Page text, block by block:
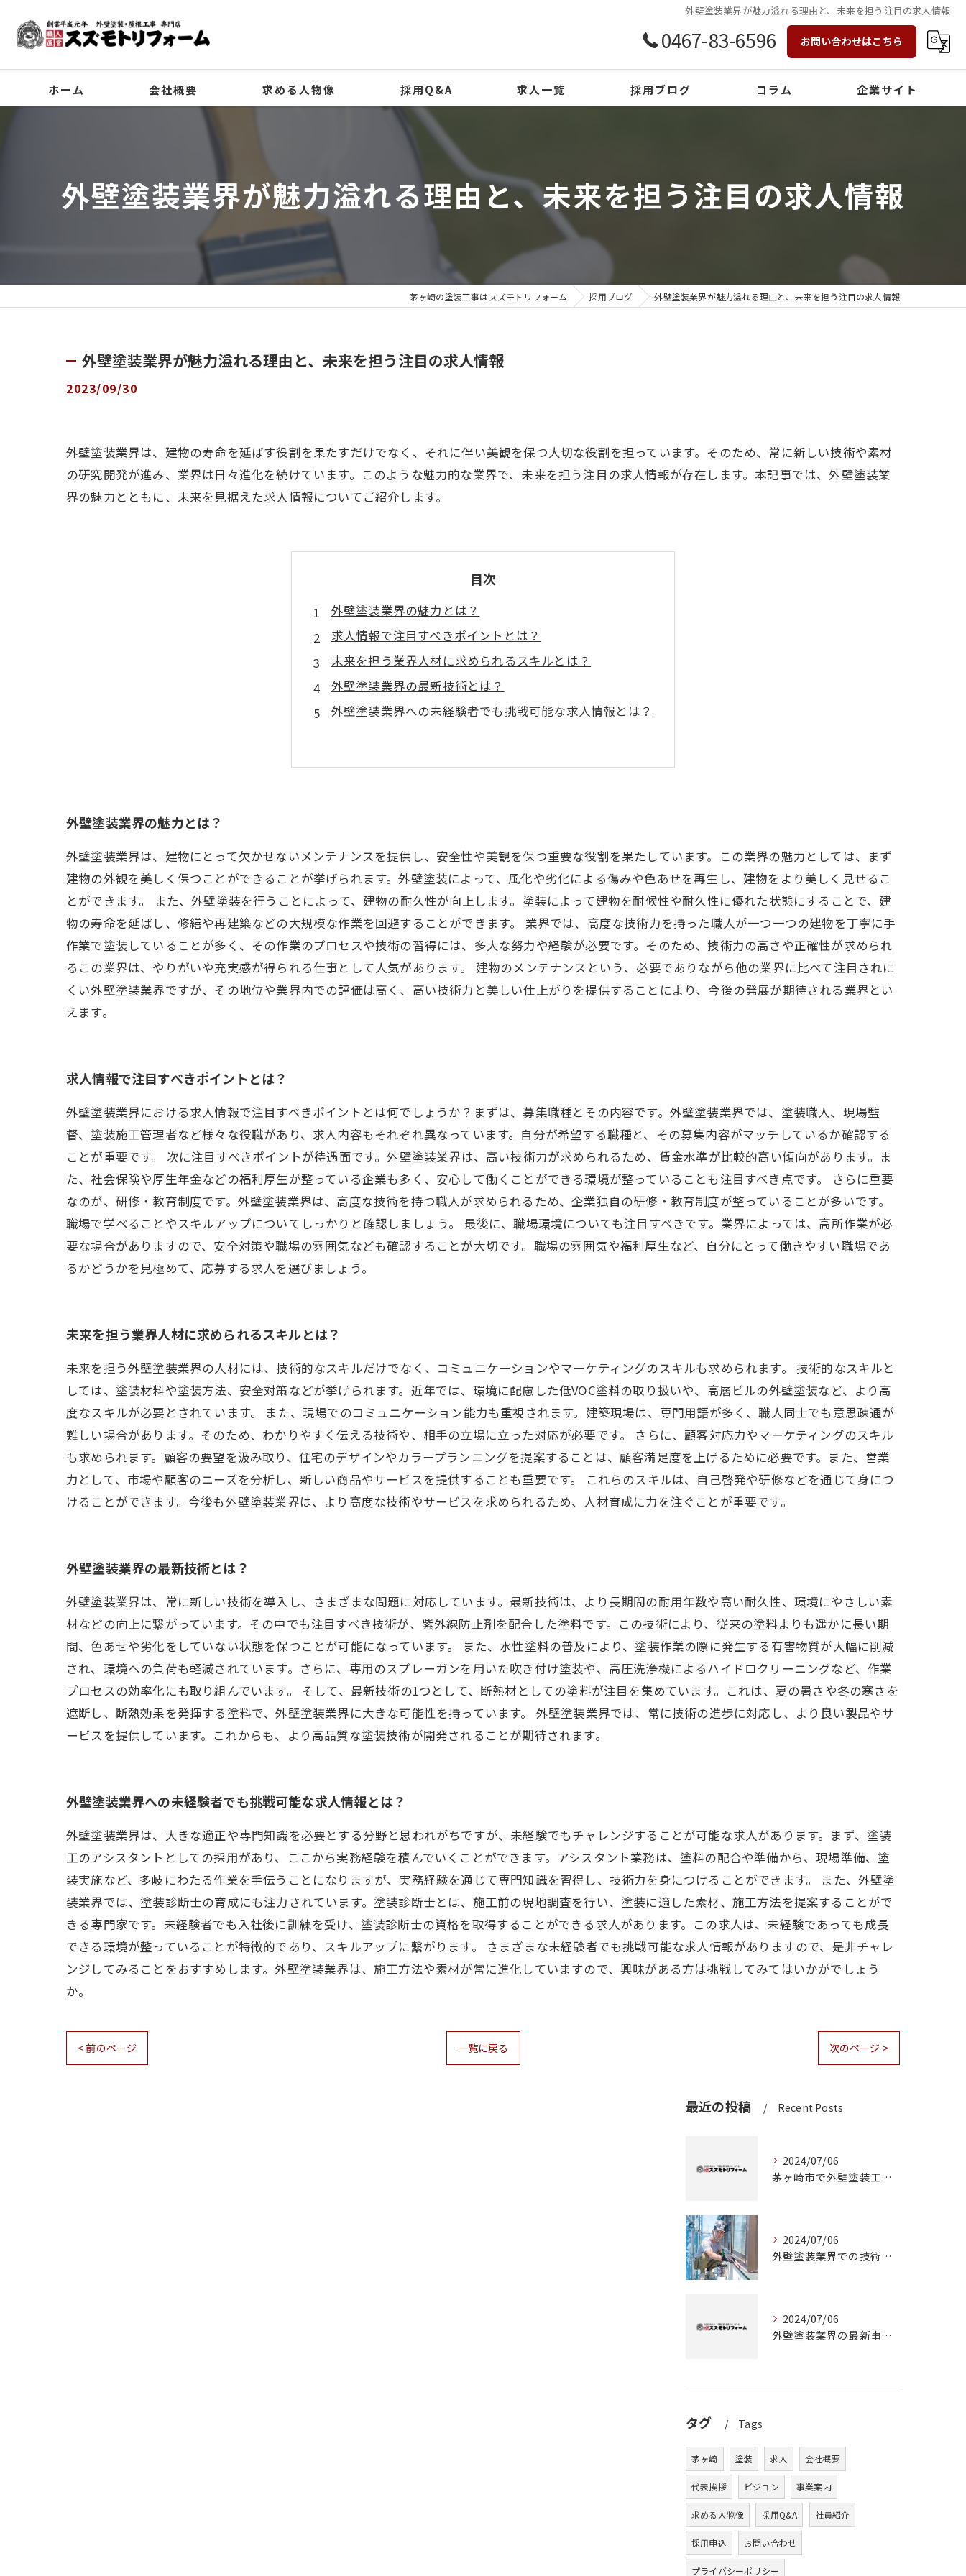
外壁塗装業界が魅力溢れる理由と、未来を担う注目の求人情報
0467-83-6596 お問い合わせはこちら
ホーム 会社概要
事業案内
求める人物像 採用Q&A 求人一覧 採用ブログ コラム 企業サイト
外壁塗装業界が魅力溢れる理由と、未来を担う注目の求人情報
茅ヶ崎の塗装工事はスズモトリフォーム 採用ブログ 外壁塗装業界が魅力溢れる理由と、未来を担う注目の求人情報
外壁塗装業界が魅力溢れる理由と、未来を担う注目の求人情報
2023/09/30
外壁塗装業界は、建物の寿命を延ばす役割を果たすだけでなく、それに伴い美観を保つ大切な役割を担っています。そのため、常に新しい技術や素材
の研究開発が進み、業界は日々進化を続けています。このような魅力的な業界で、未来を担う注目の求人情報が存在します。本記事では、外壁塗装業
界の魅力とともに、未来を見据えた求人情報についてご紹介します。
目次
外壁塗装業界の魅力とは？
求人情報で注目すべきポイントとは？
未来を担う業界人材に求められるスキルとは？
外壁塗装業界の最新技術とは？
外壁塗装業界への未経験者でも挑戦可能な求人情報とは？
外壁塗装業界の魅力とは？
外壁塗装業界は、建物にとって欠かせないメンテナンスを提供し、安全性や美観を保つ重要な役割を果たしています。この業界の魅力としては、まず
建物の外観を美しく保つことができることが挙げられます。外壁塗装によって、風化や劣化による傷みや色あせを再生し、建物をより美しく見せるこ
とができます。 また、外壁塗装を行うことによって、建物の耐久性が向上します。塗装によって建物を耐候性や耐久性に優れた状態にすることで、建
物の寿命を延ばし、修繕や再建築などの大規模な作業を回避することができます。 業界では、高度な技術力を持った職人が一つ一つの建物を丁寧に手
作業で塗装していることが多く、その作業のプロセスや技術の習得には、多大な努力や経験が必要です。そのため、技術力の高さや正確性が求められ
るこの業界は、やりがいや充実感が得られる仕事として人気があります。 建物のメンテナンスという、必要でありながら他の業界に比べて注目されに
くい外壁塗装業界ですが、その地位や業界内での評価は高く、高い技術力と美しい仕上がりを提供することにより、今後の発展が期待される業界とい
えます。
求人情報で注目すべきポイントとは？
外壁塗装業界における求人情報で注目すべきポイントとは何でしょうか？まずは、募集職種とその内容です。外壁塗装業界では、塗装職人、現場監
督、塗装施工管理者など様々な役職があり、求人内容もそれぞれ異なっています。自分が希望する職種と、その募集内容がマッチしているか確認する
ことが重要です。 次に注目すべきポイントが待遇面です。外壁塗装業界は、高い技術力が求められるため、賃金水準が比較的高い傾向があります。ま
た、社会保険や厚生年金などの福利厚生が整っている企業も多く、安心して働くことができる環境が整っていることも注目すべき点です。 さらに重要
なのが、研修・教育制度です。外壁塗装業界は、高度な技術を持つ職人が求められるため、企業独自の研修・教育制度が整っていることが多いです。
職場で学べることやスキルアップについてしっかりと確認しましょう。 最後に、職場環境についても注目すべきです。業界によっては、高所作業が必
要な場合がありますので、安全対策や職場の雰囲気なども確認することが大切です。職場の雰囲気や福利厚生など、自分にとって働きやすい職場であ
るかどうかを見極めて、応募する求人を選びましょう。
未来を担う業界人材に求められるスキルとは？
未来を担う外壁塗装業界の人材には、技術的なスキルだけでなく、コミュニケーションやマーケティングのスキルも求められます。 技術的なスキルと
しては、塗装材料や塗装方法、安全対策などが挙げられます。近年では、環境に配慮した低VOC塗料の取り扱いや、高層ビルの外壁塗装など、より高
度なスキルが必要とされています。 また、現場でのコミュニケーション能力も重視されます。建築現場は、専門用語が多く、職人同士でも意思疎通が
難しい場合があります。そのため、わかりやすく伝える技術や、相手の立場に立った対応が必要です。 さらに、顧客対応力やマーケティングのスキル
も求められます。顧客の要望を汲み取り、住宅のデザインやカラープランニングを提案することは、顧客満足度を上げるために必要です。また、営業
力として、市場や顧客のニーズを分析し、新しい商品やサービスを提供することも重要です。 これらのスキルは、自己啓発や研修などを通じて身につ
けることができます。今後も外壁塗装業界は、より高度な技術やサービスを求められるため、人材育成に力を注ぐことが重要です。
外壁塗装業界の最新技術とは？
外壁塗装業界は、常に新しい技術を導入し、さまざまな問題に対応しています。最新技術は、より長期間の耐用年数や高い耐久性、環境にやさしい素
材などの向上に繋がっています。その中でも注目すべき技術が、紫外線防止剤を配合した塗料です。この技術により、従来の塗料よりも遥かに長い期
間、色あせや劣化をしていない状態を保つことが可能になっています。 また、水性塗料の普及により、塗装作業の際に発生する有害物質が大幅に削減
され、環境への負荷も軽減されています。さらに、専用のスプレーガンを用いた吹き付け塗装や、高圧洗浄機によるハイドロクリーニングなど、作業
プロセスの効率化にも取り組んでいます。 そして、最新技術の1つとして、断熱材としての塗料が注目を集めています。これは、夏の暑さや冬の寒さを
遮断し、断熱効果を発揮する塗料で、外壁塗装業界に大きな可能性を持っています。 外壁塗装業界では、常に技術の進歩に対応し、より良い製品やサ
ービスを提供しています。これからも、より高品質な塗装技術が開発されることが期待されます。
外壁塗装業界への未経験者でも挑戦可能な求人情報とは？
外壁塗装業界は、大きな適正や専門知識を必要とする分野と思われがちですが、未経験でもチャレンジすることが可能な求人があります。まず、塗装
工のアシスタントとしての採用があり、ここから実務経験を積んでいくことができます。アシスタント業務は、塗料の配合や準備から、現場準備、塗
装実施など、多岐にわたる作業を手伝うことになりますが、実務経験を通じて専門知識を習得し、技術力を身につけることができます。 また、外壁塗
装業界では、塗装診断士の育成にも注力されています。塗装診断士とは、施工前の現地調査を行い、塗装に適した素材、施工方法を提案することがで
きる専門家です。未経験者でも入社後に訓練を受け、塗装診断士の資格を取得することができる求人があります。この求人は、未経験であっても成長
できる環境が整っていることが特徴的であり、スキルアップに繋がります。 さまざまな未経験者でも挑戦可能な求人情報がありますので、是非チャレ
ンジしてみることをおすすめします。外壁塗装業界は、施工方法や素材が常に進化していますので、興味がある方は挑戦してみてはいかがでしょう
か。
< 前のページ 一覧に戻る 次のページ >
最近の投稿 Recent Posts
2024/07/06
茅ヶ崎市で外壁塗装工事をお考えなら！専門業者にお任せください。
2024/07/06
外壁塗装業界での技術力と知識の向上に役立つ茅ヶ崎市の塗装工事職人募集
2024/07/06
外壁塗装業界の最新事情：茅ヶ崎市の塗装職人募集について
タグ Tags
茅ヶ崎 塗装 求人 会社概要
代表挨拶 ビジョン 事業案内
求める人物像 採用Q&A 社員紹介
採用申込 お問い合わせ
プライバシーポリシー